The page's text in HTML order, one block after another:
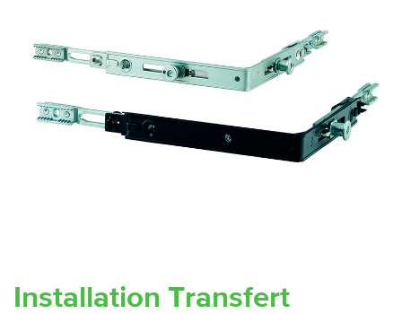
Installation Transfert